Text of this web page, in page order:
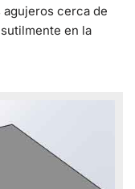
agujeros cerca de
en la